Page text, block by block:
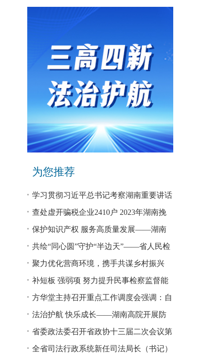
为您推荐
学习贯彻习近平总书记考察湖南重要讲话
和指示精神专题研讨班开班
查处虚开骗税企业2410户 2023年湖南挽
回税款损失48.2亿元
保护知识产权 服务高质量发展——湖南
省公安厅公布打击侵犯知识产权犯罪10起
典型案例
共绘“同心圆”守护“半边天”——省人民检
察院、省妇联共同主办检察开放日活动
聚力优化营商环境，携手共谋乡村振兴
—— 省法院驻大坪村工作队、村“两委”干
部赴企参观学习调研
补短板 强弱项 努力提升民事检察监督能
力
方华堂主持召开重点工作调度会强调：自
我加压 砥砺奋进 推动工作更有成效 更加
出彩
法治护航 快乐成长——湖南高院开展防
欺凌、防性侵公益普法宣讲
省委政法委召开省政协十三届二次会议第
0327号提案办理座谈会
全省司法行政系统新任司法局长（书记）